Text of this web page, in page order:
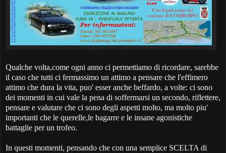
Qualche volta,come ogni anno ci permettiamo di ricordare, sarebbe
il caso che tutti ci fermassimo un attimo a pensare che l'effimero
attimo che dura la vita, puo' esser anche beffardo, a volte: ci sono
dei momenti in cui vale la pena di soffermarsi un secondo, riflettere,
pensare e valutare che ci sono degli aspetti molto, ma molto piu'
importanti che le querelle,le bagarre e le insane agonistiche
battaglie per un trofeo.
In questi momenti, pensando che con una semplice SCELTA di